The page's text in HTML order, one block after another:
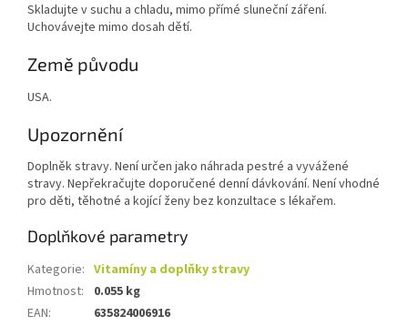
Skladujte v suchu a chladu, mimo přímé sluneční záření.
Uchovávejte mimo dosah dětí.
Země původu
USA.
Upozornění
Doplněk stravy. Není určen jako náhrada pestré a vyvážené
stravy. Nepřekračujte doporučené denní dávkování. Není vhodné
pro děti, těhotné a kojící ženy bez konzultace s lékařem.
Doplňkové parametry
Kategorie: Vitamíny a doplňky stravy
Hmotnost:
0.055 kg
EAN: 635824006916